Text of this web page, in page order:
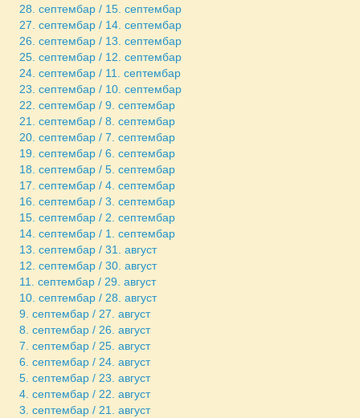
28. септембар / 15. септембар
27. септембар / 14. септембар
26. септембар / 13. септембар
25. септембар / 12. септембар
24. септембар / 11. септембар
23. септембар / 10. септембар
22. септембар / 9. септембар
21. септембар / 8. септембар
20. септембар / 7. септембар
19. септембар / 6. септембар
18. септембар / 5. септембар
17. септембар / 4. септембар
16. септембар / 3. септембар
15. септембар / 2. септембар
14. септембар / 1. септембар
13. септембар / 31. август
12. септембар / 30. август
11. септембар / 29. август
10. септембар / 28. август
9. септембар / 27. август
8. септембар / 26. август
7. септембар / 25. август
6. септембар / 24. август
5. септембар / 23. август
4. септембар / 22. август
3. септембар / 21. август